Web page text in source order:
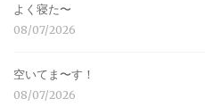
よく寝た〜
08/07/2026
空いてま〜す！
08/07/2026